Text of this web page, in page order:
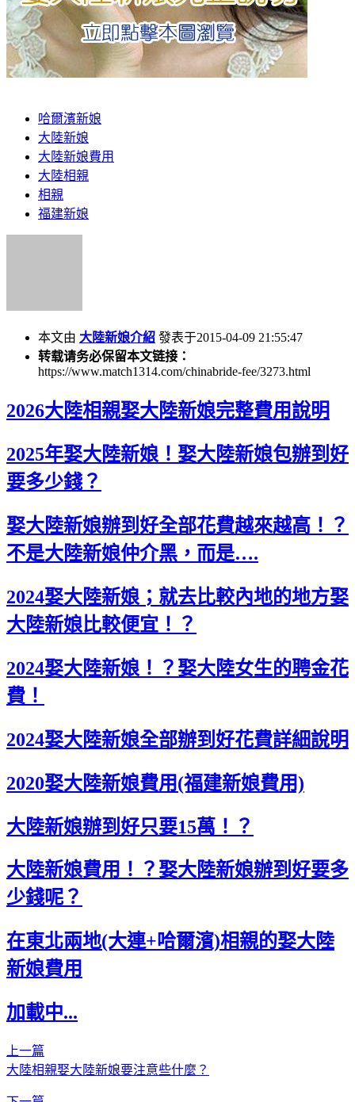
哈爾濱新娘
大陸新娘
大陸新娘費用
大陸相親
相親
福建新娘
本文由 大陸新娘介紹 發表于2015-04-09 21:55:47
转载请务必保留本文链接：
https://www.match1314.com/chinabride-fee/3273.html
2026大陸相親娶大陸新娘完整費用說明
2025年娶大陸新娘！娶大陸新娘包辦到好
要多少錢？
娶大陸新娘辦到好全部花費越來越高！？
不是大陸新娘仲介黑，而是….
2024娶大陸新娘；就去比較內地的地方娶
大陸新娘比較便宜！？
2024娶大陸新娘！？娶大陸女生的聘金花
費！
2024娶大陸新娘全部辦到好花費詳細說明
2020娶大陸新娘費用(福建新娘費用)
大陸新娘辦到好只要15萬！？
大陸新娘費用！？娶大陸新娘辦到好要多
少錢呢？
在東北兩地(大連+哈爾濱)相親的娶大陸
新娘費用
加載中...
上一篇
大陸相親娶大陸新娘要注意些什麼？